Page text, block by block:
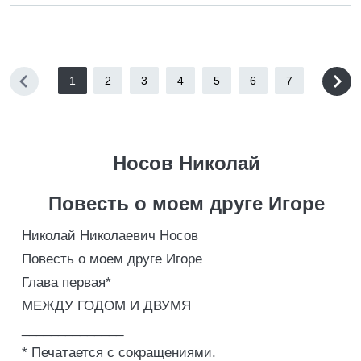
1 2 3 4 5 6 7
Носов Николай
Повесть о моем друге Игоре
Николай Николаевич Носов
Повесть о моем друге Игоре
Глава первая*
МЕЖДУ ГОДОМ И ДВУМЯ
* Печатается с сокращениями.